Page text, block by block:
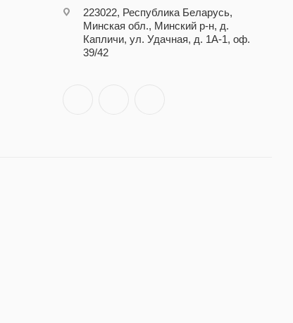
223022, Республика Беларусь,
Минская обл., Минский р-н, д.
Капличи, ул. Удачная, д. 1А-1, оф.
39/42